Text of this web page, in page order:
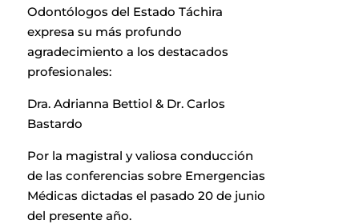
Odontólogos del Estado Táchira
expresa su más profundo
agradecimiento a los destacados
profesionales:
Dra. Adrianna Bettiol & Dr. Carlos
Bastardo
Por la magistral y valiosa conducción
de las conferencias sobre Emergencias
Médicas dictadas el pasado 20 de junio
del presente año.